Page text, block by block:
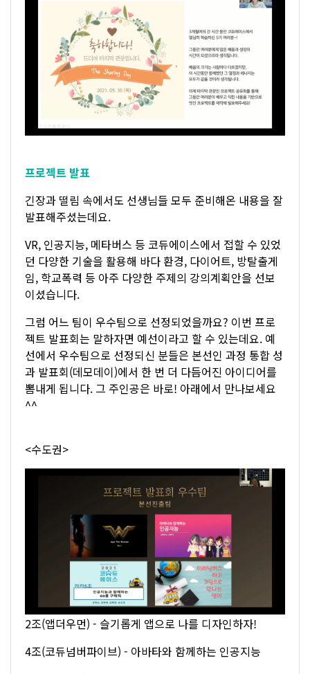
프로젝트 발표
긴장과 떨림 속에서도 선생님들 모두 준비해온 내용을 잘
발표해주셨는데요.
VR, 인공지능, 메타버스 등 코듀에이스에서 접할 수 있었
던 다양한 기술을 활용해 바다 환경, 다이어트, 방탈출게
임, 학교폭력 등 아주 다양한 주제의 강의계획안을 선보
이셨습니다.
그럼 어느 팀이 우수팀으로 선정되었을까요? 이번 프로
젝트 발표회는 말하자면 예선이라고 할 수 있는데요. 예
선에서 우수팀으로 선정되신 분들은 본선인 과정 통합 성
과 발표회(데모데이)에서 한 번 더 다듬어진 아이디어를
뽐내게 됩니다. 그 주인공은 바로! 아래에서 만나보세요
^^
<수도권>
2조(앱더우먼) - 슬기롭게 앱으로 나를 디자인하자!
4조(코듀넘버파이브) - 아바타와 함께하는 인공지능